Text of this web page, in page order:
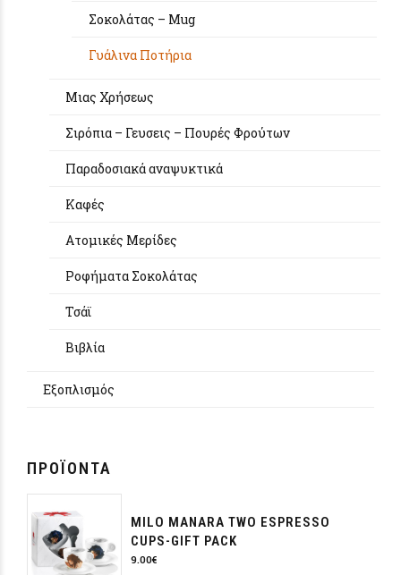
Σοκολάτας – Mug
Γυάλινα Ποτήρια
Μιας Χρήσεως
Σιρόπια – Γευσεις – Πουρές Φρούτων
Παραδοσιακά αναψυκτικά
Καφές
Aτομικές Μερίδες
Ροφήματα Σοκολάτας
Τσάϊ
Βιβλία
Εξοπλισμός
ΠΡΟΪΌΝΤΑ
MILO MANARA TWO ESPRESSO
CUPS-GIFT PACK
9.00€